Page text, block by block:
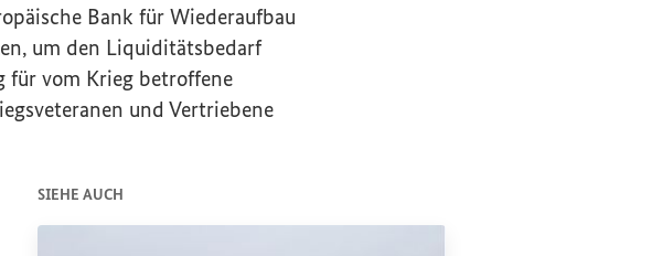
Bank für Wiederaufbau
um den Liquiditätsbedarf
für vom Krieg betroffene
und Vertriebene
SIEHE AUCH